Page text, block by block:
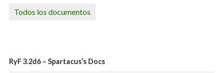
Todos los documentos
RyF 3.2d6 – Spartacus’s Docs